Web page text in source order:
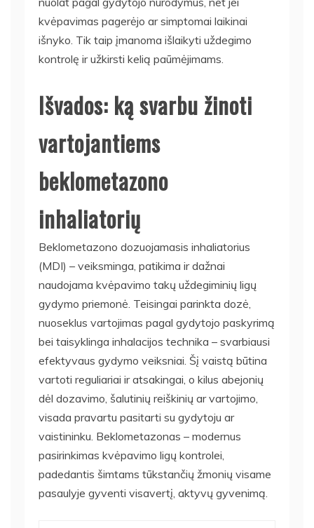
kvėpavimas pagerėjo ar simptomai laikinai
išnyko. Tik taip įmanoma išlaikyti uždegimo
kontrolę ir užkirsti kelią paūmėjimams.
Išvados: ką svarbu žinoti
vartojantiems
beklometazono
inhaliatorių
Beklometazono dozuojamasis inhaliatorius
(MDI) – veiksminga, patikima ir dažnai
naudojama kvėpavimo takų uždegiminių ligų
gydymo priemonė. Teisingai parinkta dozė,
nuoseklus vartojimas pagal gydytojo paskyrimą
bei taisyklinga inhalacijos technika – svarbiausi
efektyvaus gydymo veiksniai. Šį vaistą būtina
vartoti reguliariai ir atsakingai, o kilus abejonių
dėl dozavimo, šalutinių reiškinių ar vartojimo,
visada pravartu pasitarti su gydytoju ar
vaistininku. Beklometazonas – modernus
pasirinkimas kvėpavimo ligų kontrolei,
padedantis šimtams tūkstančių žmonių visame
pasaulyje gyventi visavertį, aktyvų gyvenimą.